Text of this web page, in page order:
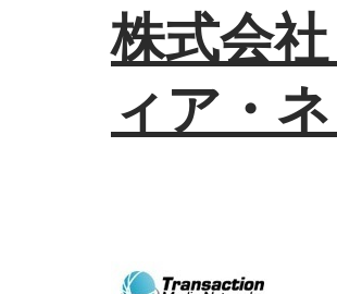
株式会
ィア・